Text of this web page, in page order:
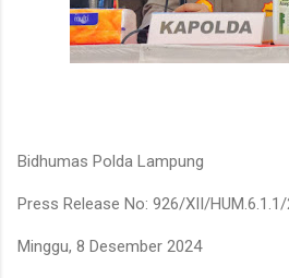
Bidhumas Polda Lampung
Press Release No: 926/XII/
Minggu, 8 Desember 2024